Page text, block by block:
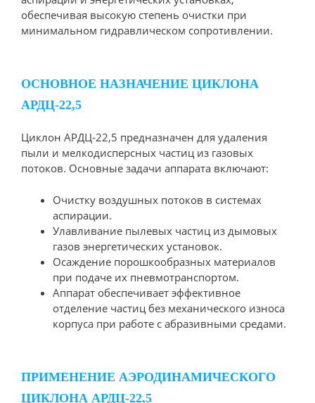
обеспечивая высокую степень очистки при
минимальном гидравлическом сопротивлении.
ОСНОВНОЕ НАЗНАЧЕНИЕ ЦИКЛОНА
АРДЦ-22,5
Циклон АРДЦ-22,5 предназначен для удаления
пыли и мелкодисперсных частиц из газовых
потоков. Основные задачи аппарата включают:
Очистку воздушных потоков в системах
аспирации.
Улавливание пылевых частиц из дымовых
газов энергетических установок.
Осаждение порошкообразных материалов
при подаче их пневмотранспортом.
Аппарат обеспечивает эффективное
отделение частиц без механического износа
корпуса при работе с абразивными средами.
ПРИМЕНЕНИЕ АЭРОДИНАМИЧЕСКОГО
ЦИКЛОНА АРДЦ-22,5